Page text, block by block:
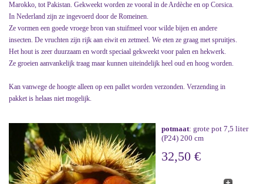
Marokko, tot Pakistan. Gekweekt worden ze vooral in de Ardèche en op Corsica.
In Nederland zijn ze ingevoerd door de Romeinen.
Ze vormen een goede vroege bron van stuifmeel voor wilde bijen en andere
insecten. De vruchten zijn rijk aan eiwit en zetmeel. We eten ze graag met spruitjes.
Het hout is zeer duurzaam en wordt speciaal gekweekt voor palen en hekwerk.
Ze groeien aanvankelijk traag maar kunnen uiteindelijk heel oud en hoog worden.
Kan vanwege de hoogte alleen op een pallet worden verzonden. Verzending in
pakket is helaas niet mogelijk.
potmaat: grote pot 7,5 liter
(P24) 200 cm
32,50 €